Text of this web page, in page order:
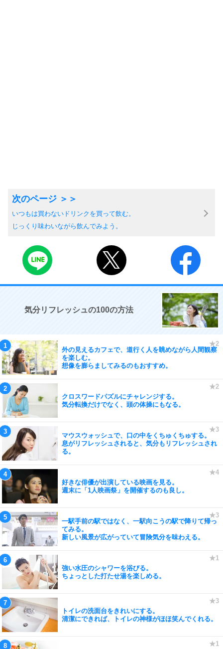
いつもは買わないドリンクを買って飲む。
じっくり味わいながら飲んでみよう。
気分リフレッシュの100の方法
外の見えるカフェで、道行く人を眺めながら人間観察
を楽しむ。
想像を膨らましてみるのもおすすめ。
クロスワードパズルにチャレンジする。
気分転換だけでなく、頭の体操にもなる。
マウスウォッシュで、口の中をくちゅくちゅする。
息がリフレッシュされると、気分もリフレッシュされ
る。
好きな俳優が出演している映画を見る。
週末に「1人映画祭」を開催するのも良し。
一駅手前の駅ではなく、一駅向こうの駅で降りて帰っ
てみる。
新しい風景が広がっていて冒険気分を味わえる。
強い水圧のシャワーを浴びる。
ちょっとした打たせ湯を楽しめる。
トイレの洗面台をきれいにする。
清潔にできれば、トイレの神様がほほ笑んでくれる。